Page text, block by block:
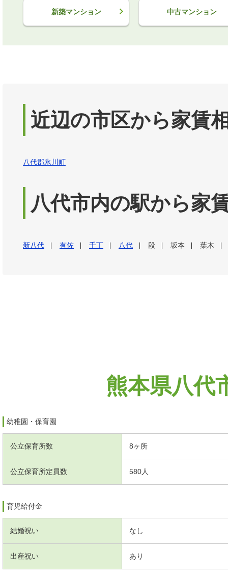
新築マンション 中古マンション
近辺の市区から家賃
八代郡氷川町
八代市内の駅から家
新八代 有佐 千丁 八代 段 坂本 葉木
熊本県八代
幼稚園・保育園
公立保育所数 8ヶ所
公立保育所定員数 580人
育児給付金
結婚祝い なし
出産祝い あり